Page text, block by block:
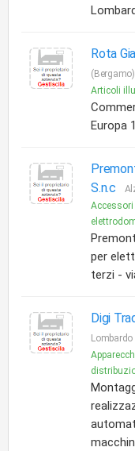
Rota
(Bergamo)
Articoli
Europa
S.n.c
per
terzi -
Digi